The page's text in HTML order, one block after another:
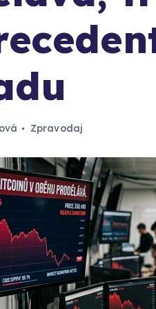
Zpravodaj